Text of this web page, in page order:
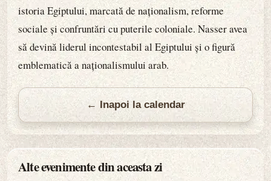
istoria Egiptului, marcată de naționalism, reforme
sociale și confruntări cu puterile coloniale. Nasser avea
să devină liderul incontestabil al Egiptului și o figură
emblematică a naționalismului arab.
← Inapoi la calendar
Alte evenimente din aceasta zi